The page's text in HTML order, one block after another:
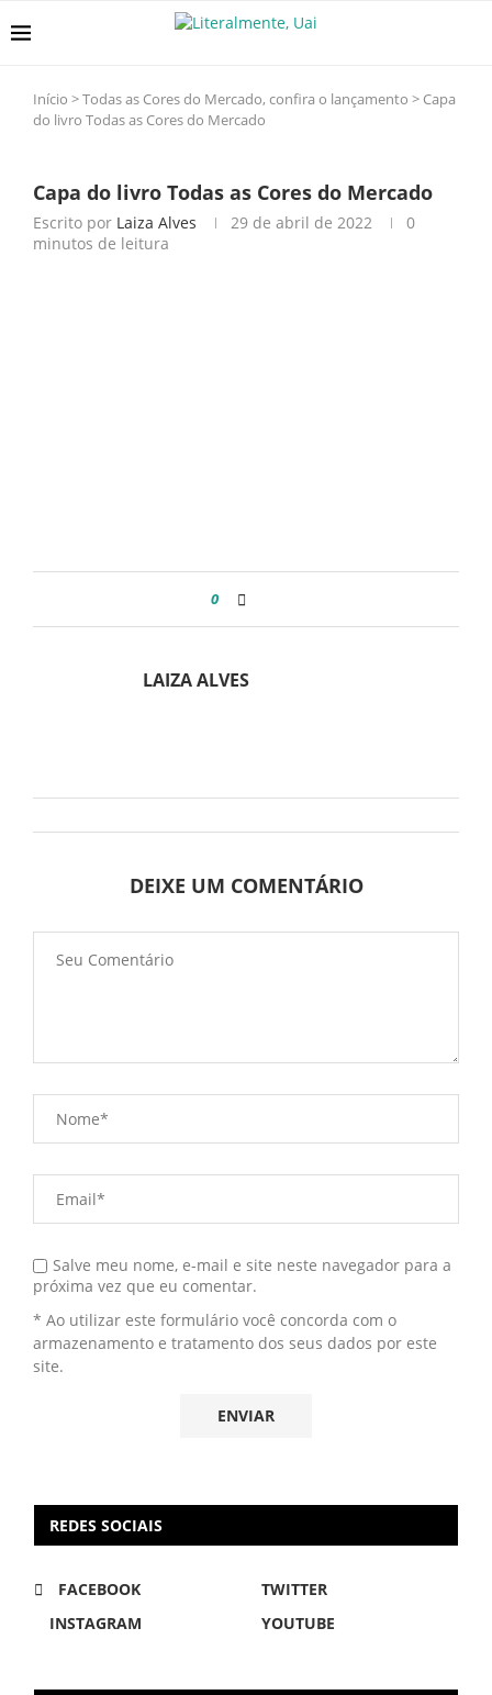
Início >Todas as Cores do Mercado, confira o lançamento > Capa
do livro Todas as Cores do Mercado
Capa do livro Todas as Cores do Mercado
Escrito por Laiza Alves 29 de abril de 2022
0
minutos de leitura
0
LAIZA ALVES
DEIXE UM COMENTÁRIO
Salve meu nome, e-mail e site neste navegador para a
próxima vez que eu comentar.
* Ao utilizar este formulário você concorda com o
armazenamento e tratamento dos seus dados por este
site.
REDES SOCIAIS
FACEBOOK
TWITTER
INSTAGRAM
YOUTUBE